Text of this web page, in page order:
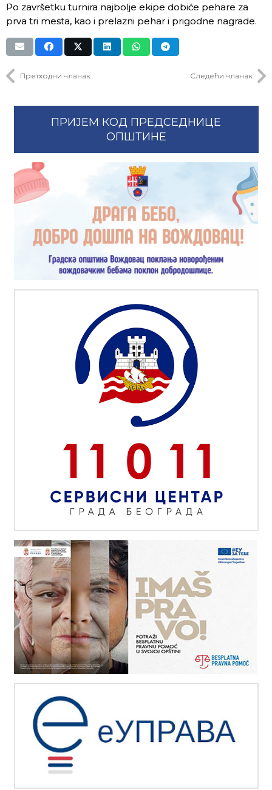
Po završetku turnira najbolje ekipe dobiće pehare za
prva tri mesta, kao i prelazni pehar i prigodne nagrade.
Претходни чланак Следећи чланак
ПРИЈЕМ КОД ПРЕДСЕДНИЦЕ
ОПШТИНЕ